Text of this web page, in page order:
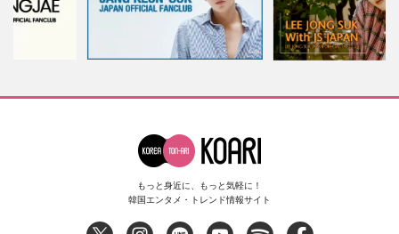
もっと身近に、もっと気軽に！
韓国エンタメ・トレンド情報サイト